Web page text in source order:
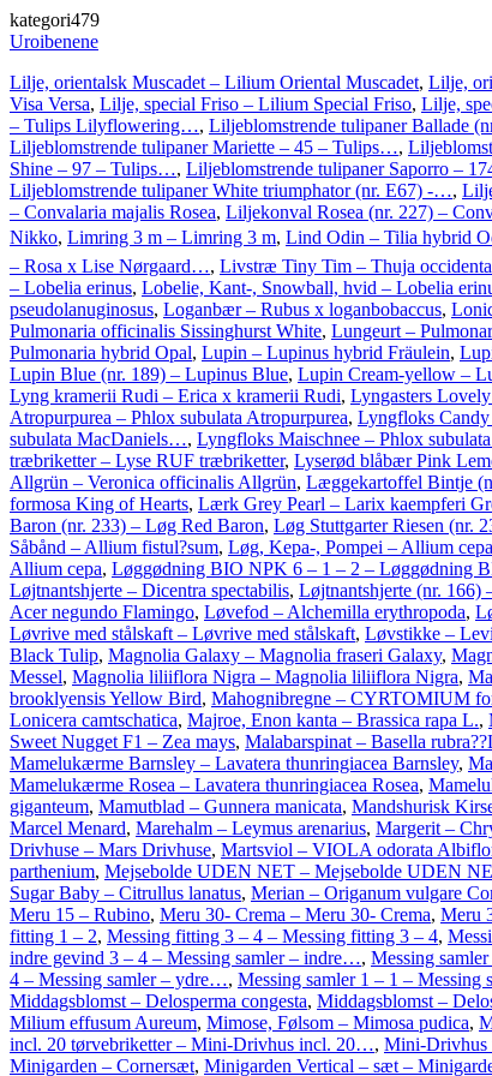
kategori479
Uroibenene
Lilje, orientalsk Muscadet – Lilium Oriental Muscadet, Lilje,
Visa Versa, Lilje, special Friso – Lilium Special Friso, Lilje,
– Tulips Lilyflowering…, Liljeblomstrende tulipaner Ballade
Liljeblomstrende tulipaner Mariette – 45 – Tulips…,
Shine – 97 – Tulips…, Liljeblomstrende tulipaner Saporro –
Liljeblomstrende tulipaner White triumphator (nr. E67) -…,
– Convalaria majalis Rosea, Liljekonval Rosea (nr. 227) –
Nikko, Limring 3 m – Limring 3 m, Lind Odin – Tilia hybrid
– Rosa x Lise Nørgaard…, Livstræ Tiny Tim – Thuja
– Lobelia erinus, Lobelie, Kant-, Snowball, hvid – Lobelia
pseudolanuginosus, Loganbær – Rubus x loganbobaccus,
Pulmonaria officinalis Sissinghurst White, Lungeurt –
Pulmonaria hybrid Opal, Lupin – Lupinus hybrid Fräulein,
Lupin Blue (nr. 189) – Lupinus Blue, Lupin Cream-yellow –
Lyng kramerii Rudi – Erica x kramerii Rudi, Lyngasters
Atropurpurea – Phlox subulata Atropurpurea, Lyngfloks Candy
subulata MacDaniels…, Lyngfloks Maischnee – Phlox
træbriketter – Lyse RUF træbriketter, Lyserød blåbær Pink
Allgrün – Veronica officinalis Allgrün, Læggekartoffel Bintje
formosa King of Hearts, Lærk Grey Pearl – Larix kaempferi
Baron (nr. 233) – Løg Red Baron, Løg Stuttgarter Riesen (nr.
Såbånd – Allium fistul?sum, Løg, Kepa-, Pompei – Allium cepa
Allium cepa, Løggødning BIO NPK 6 – 1 – 2 – Løggødning
Løjtnantshjerte – Dicentra spectabilis, Løjtnantshjerte (nr. 166)
Acer negundo Flamingo, Løvefod – Alchemilla erythropoda,
Løvrive med stålskaft – Løvrive med stålskaft, Løvstikke –
Black Tulip, Magnolia Galaxy – Magnolia fraseri Galaxy,
Messel, Magnolia liliiflora Nigra – Magnolia liliiflora Nigra,
brooklyensis Yellow Bird, Mahognibregne – CYRTOMIUM
Lonicera camtschatica, Majroe, Enon kanta – Brassica rapa L.,
Sweet Nugget F1 – Zea mays, Malabarspinat – Basella
Mamelukærme Barnsley – Lavatera thunringiacea Barnsley,
Mamelukærme Rosea – Lavatera thunringiacea Rosea,
giganteum, Mamutblad – Gunnera manicata, Mandshurisk
Marcel Menard, Marehalm – Leymus arenarius, Margerit –
Drivhuse – Mars Drivhuse, Martsviol – VIOLA odorata
parthenium, Mejsebolde UDEN NET – Mejsebolde UDEN
Sugar Baby – Citrullus lanatus, Merian – Origanum vulgare
Meru 15 – Rubino, Meru 30- Crema – Meru 30- Crema, Meru
fitting 1 – 2, Messing fitting 3 – 4 – Messing fitting 3 – 4,
indre gevind 3 – 4 – Messing samler – indre…, Messing
4 – Messing samler – ydre…, Messing samler 1 – 1 – Messing
Middagsblomst – Delosperma congesta, Middagsblomst –
Milium effusum Aureum, Mimose, Følsom – Mimosa pudica,
incl. 20 tørvebriketter – Mini-Drivhus incl. 20…, Mini-Drivhus
Minigarden – Cornersæt, Minigarden Vertical – sæt –